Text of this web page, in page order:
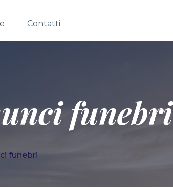
Contatti
funebri
funebri